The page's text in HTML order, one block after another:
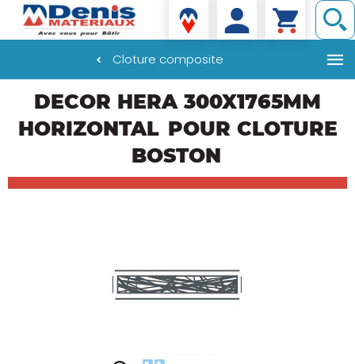
principal
Denis matériaux
Cloture composite
DECOR HERA 300X1765MM
HORIZONTAL POUR CLOTURE
BOSTON